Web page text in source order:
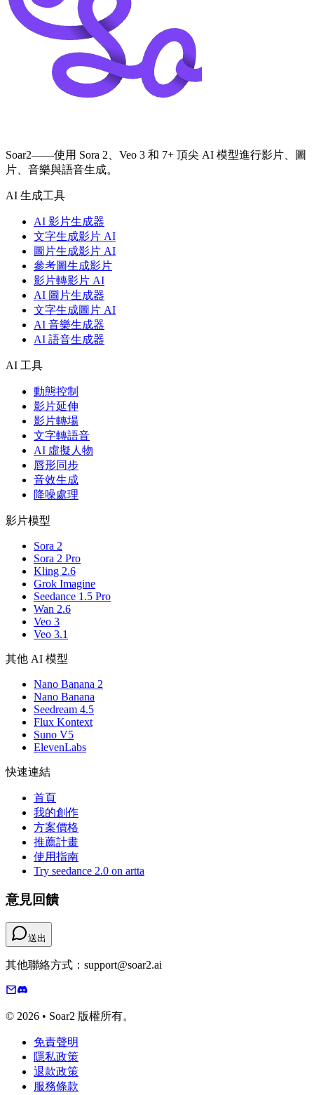
Soar2——使用 Sora 2、Veo 3 和 7+ 頂尖 AI 模型進行影片、圖
片、音樂與語音生成。
AI 生成工具
AI 影片生成器
文字生成影片 AI
圖片生成影片 AI
參考圖生成影片
影片轉影片 AI
AI 圖片生成器
文字生成圖片 AI
AI 音樂生成器
AI 語音生成器
AI 工具
動態控制
影片延伸
影片轉場
文字轉語音
AI 虛擬人物
唇形同步
音效生成
降噪處理
影片模型
Sora 2
Sora 2 Pro
Kling 2.6
Grok Imagine
Seedance 1.5 Pro
Wan 2.6
Veo 3
Veo 3.1
其他 AI 模型
Nano Banana 2
Nano Banana
Seedream 4.5
Flux Kontext
Suno V5
ElevenLabs
快速連結
首頁
我的創作
方案價格
推薦計畫
使用指南
Try seedance 2.0 on artta
意見回饋
送出
其他聯絡方式：support@soar2.ai
© 2026 • Soar2 版權所有。
免責聲明
隱私政策
退款政策
服務條款